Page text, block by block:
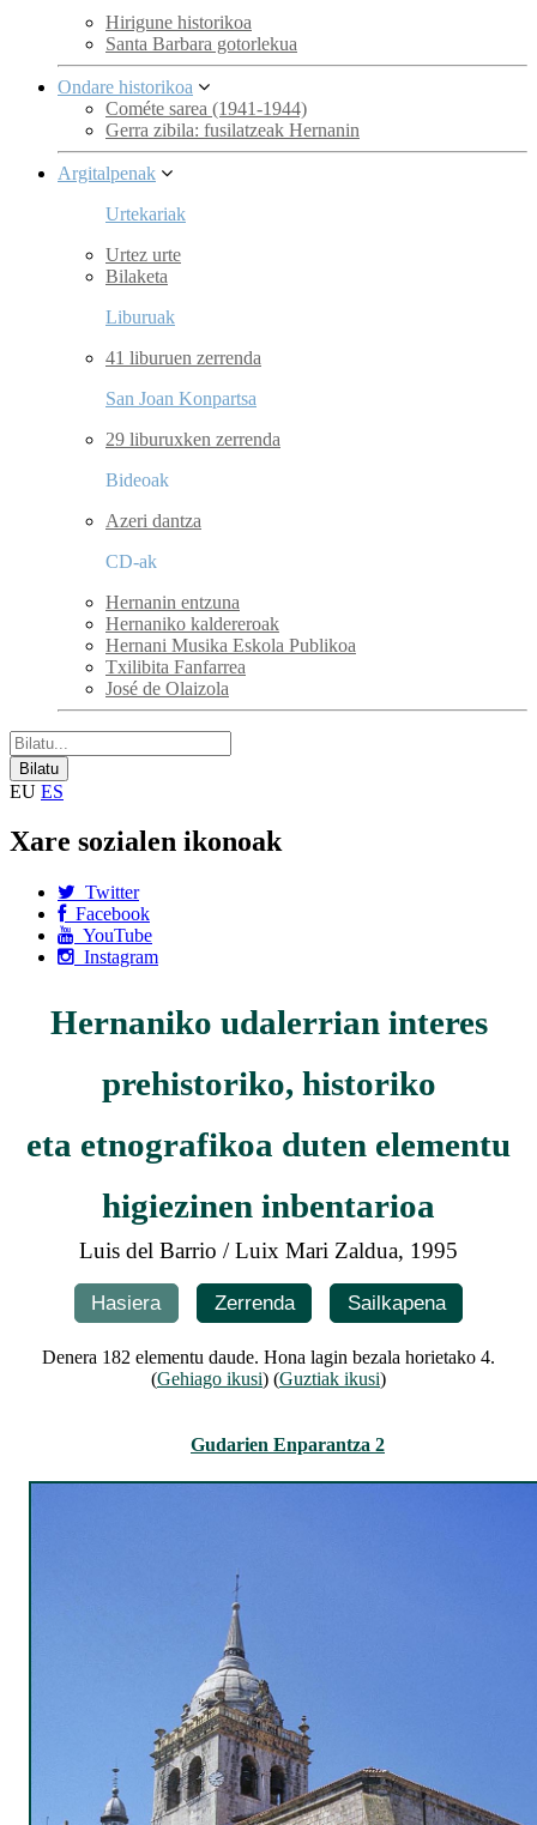
Hirigune historikoa
Santa Barbara gotorlekua
Ondare historikoa
Cométe sarea (1941-1944)
Gerra zibila: fusilatzeak Hernanin
Argitalpenak
Urtekariak
Urtez urte
Bilaketa
Liburuak
41 liburuen zerrenda
San Joan Konpartsa
29 liburuxken zerrenda
Bideoak
Azeri dantza
CD-ak
Hernanin entzuna
Hernaniko kaldereroak
Hernani Musika Eskola Publikoa
Txilibita Fanfarrea
José de Olaizola
EU ES
Xare sozialen ikonoak
Twitter
Facebook
YouTube
Instagram
Hernaniko udalerrian interes
prehistoriko, historiko
eta etnografikoa duten elementu
higiezinen inbentarioa
Luis del Barrio / Luix Mari Zaldua, 1995
Hasiera Zerrenda Sailkapena
Denera 182 elementu daude. Hona lagin bezala horietako 4.
(Gehiago ikusi) (Guztiak ikusi)
Gudarien Enparantza 2